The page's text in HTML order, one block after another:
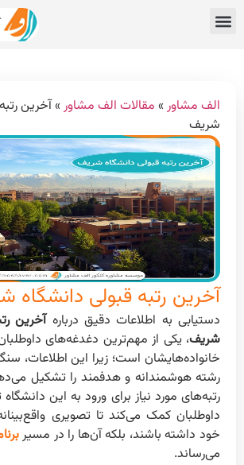
الف مشاور » مقالات الف مشاور »آخرین
شریف
آخرین رتبه قبولی دانشگاه
دستیابی به اطلاعات دقیق دربارهآخرین
شریف، یکی از مهم‌ترین دغدغه‌های
خانواده‌هایشان است؛ زیرا این اطلاعات،
رشته هوشمندانه و هدفمند را تشکیل
رتبه‌های مورد نیاز برای ورود به این دانشگاه
داوطلبان کمک می‌کند تا تصویری
خود داشته باشند، بلکه آن‌ها را در مسیر
می‌رساند.